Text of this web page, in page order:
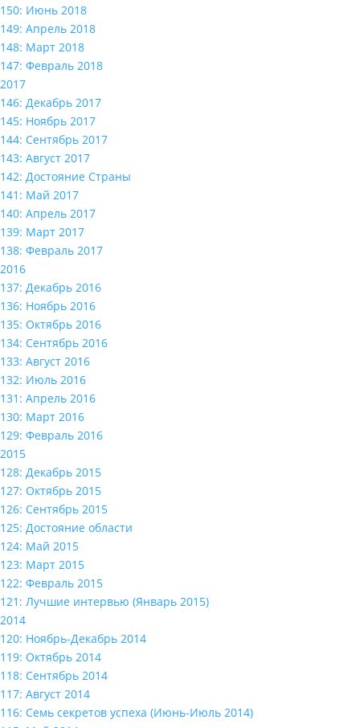
150: Июнь 2018
149: Апрель 2018
148: Март 2018
147: Февраль 2018
2017
146: Декабрь 2017
145: Ноябрь 2017
144: Сентябрь 2017
143: Август 2017
142: Достояние Страны
141: Май 2017
140: Апрель 2017
139: Март 2017
138: Февраль 2017
2016
137: Декабрь 2016
136: Ноябрь 2016
135: Октябрь 2016
134: Сентябрь 2016
133: Август 2016
132: Июль 2016
131: Апрель 2016
130: Март 2016
129: Февраль 2016
2015
128: Декабрь 2015
127: Октябрь 2015
126: Сентябрь 2015
125: Достояние области
124: Май 2015
123: Март 2015
122: Февраль 2015
121: Лучшие интервью (Январь 2015)
2014
120: Ноябрь-Декабрь 2014
119: Октябрь 2014
118: Сентябрь 2014
117: Август 2014
116: Семь секретов успеха (Июнь-Июль 2014)